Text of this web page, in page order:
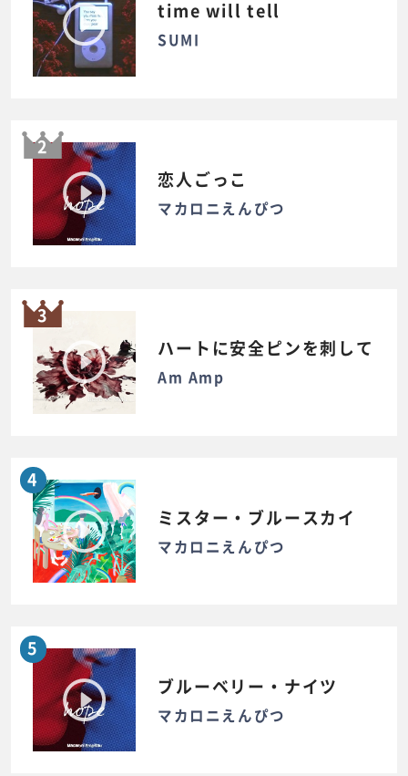
time will tell
SUMI
2
恋人ごっこ
マカロニえんぴつ
3
ハートに安全ピンを刺して
Am Amp
4
ミスター・ブルースカイ
マカロニえんぴつ
5
ブルーベリー・ナイツ
マカロニえんぴつ